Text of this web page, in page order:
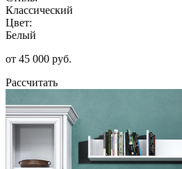
Классический
Цвет:
Белый
от 45 000 руб.
Рассчитать